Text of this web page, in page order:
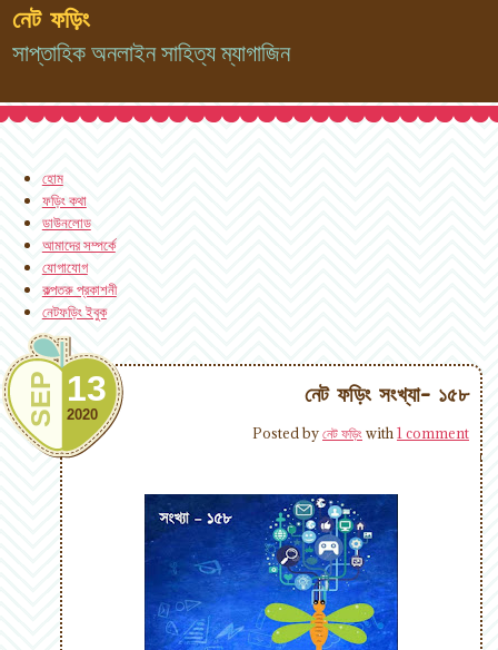
নেট ফড়িং
সাপ্তাহিক অনলাইন সাহিত্য ম্যাগাজিন
হোম
ফড়িং কথা
ডাউনলোড
আমাদের সম্পর্কে
যোগাযোগ
কল্পতরু প্রকাশনী
নেটফড়িং ইবুক
নেট ফড়িং সংখ্যা- ১৫৮
SEP 13
2020
Posted byনেট ফড়িং with1 comment